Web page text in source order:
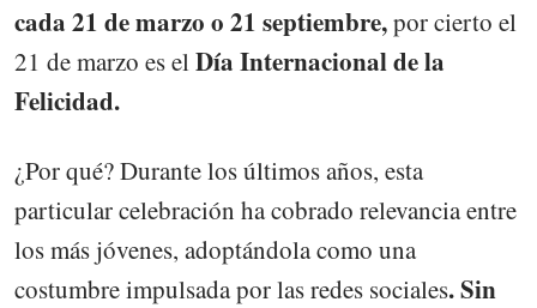
cada 21 de marzo o 21 septiembre,por cierto el
21 de marzo es elDía Internacional de la
Felicidad.
¿Por qué? Durante los últimos años, esta
particular celebración ha cobrado relevancia entre
los más jóvenes, adoptándola como una
costumbre impulsada por las redes sociales. Sin